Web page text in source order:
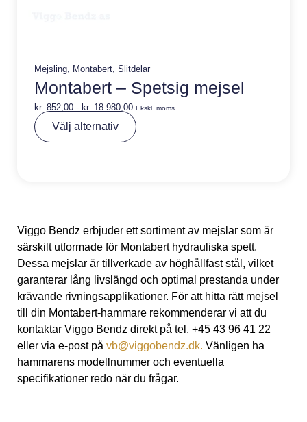
Mejsling, Montabert, Slitdelar
Montabert – Spetsig mejsel
kr. 852,00 - kr. 18.980,00 Ekskl. moms
Välj alternativ
Viggo Bendz erbjuder ett sortiment av mejslar som är
särskilt utformade för Montabert hydrauliska spett.
Dessa mejslar är tillverkade av höghållfast stål, vilket
garanterar lång livslängd och optimal prestanda under
krävande rivningsapplikationer. För att hitta rätt mejsel
till din Montabert-hammare rekommenderar vi att du
kontaktar Viggo Bendz direkt på tel. +45 43 96 41 22
eller via e-post på vb@viggobendz.dk. Vänligen ha
hammarens modellnummer och eventuella
specifikationer redo när du frågar.